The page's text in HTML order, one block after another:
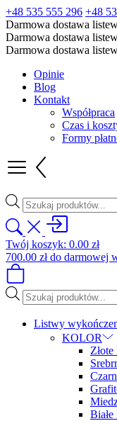
+48 535 555 296 +48
Darmowa dostawa
Darmowa dostawa
Darmowa dostawa
Opinie
Blog
Kontakt
Współpraca
Czas i
Formy
Wyszukiwarka
produktów
Twój koszyk: 0.00 zł
700.00 złdo darmowej
Wyszukiwarka
produktów
Listwy
KOLOR